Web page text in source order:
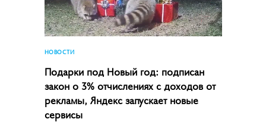
НОВОСТИ
Подарки под Новый год: подписан
закон о 3% отчислениях с доходов от
рекламы, Яндекс запускает новые
сервисы